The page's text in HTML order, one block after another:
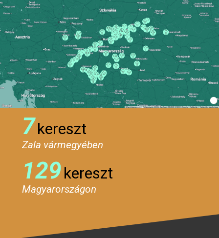
7kereszt
Zala vármegyében
129kereszt
Magyarországon